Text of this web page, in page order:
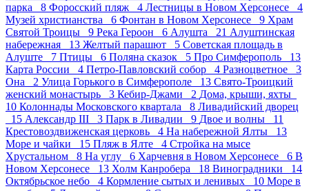
парка 8 Форосский пляж 4 Лестницы в Новом Херсонесе 4
Музей христианства 6 Фонтан в Новом Херсонесе 9 Храм
Святой Троицы 9 Река Героон 6 Алушта 21 Алуштинская
набережная 13 Желтый парашют 5 Советская площадь в
Алуште 7 Птицы 6 Поляна сказок 5 Про Симферополь 13
Карта России 4 Петро-Павловский собор 4 Разноцветное 3
Она 2 Улица Горького в Симферополе 13 Свято-Троицкий
женский монастырь 3 Кебир-Джами 2 Дома, крыши, яхты
10 Колоннады Московского квартала 8 Ливадийский дворец
15 Александр III 3 Парк в Ливадии 9 Двое и волны 11
Крестовоздвиженская церковь 4 На набережной Ялты 13
Море и чайки 15 Пляж в Ялте 4 Стройка на мысе
Хрустальном 8 На углу 6 Харчевня в Новом Херсонесе 6 В
Новом Херсонесе 13 Холм Канробера 18 Виноградники 14
Октябрьское небо 4 Кормление сытых и ленивых 10 Море в